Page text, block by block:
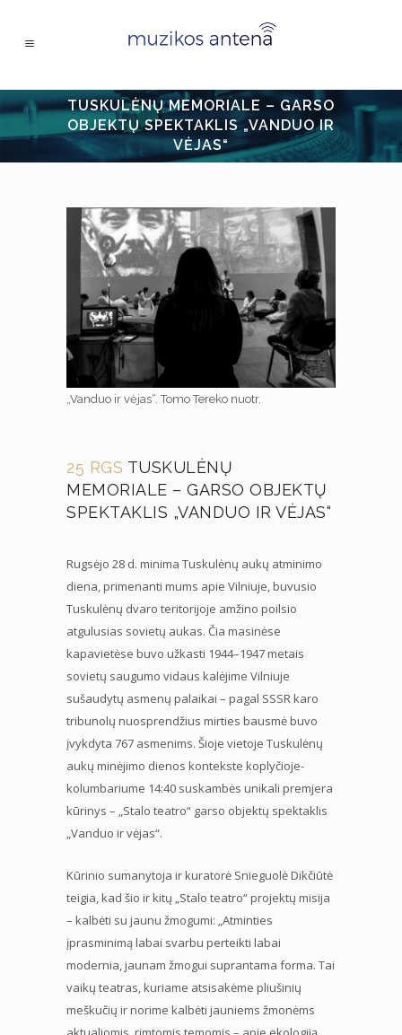
TUSKULĖNŲ MEMORIALE – GARSO
OBJEKTŲ SPEKTAKLIS „VANDUO IR
VĖJAS“
„Vanduo ir vėjas“. Tomo Tereko nuotr.
25 RGS TUSKULĖNŲ
MEMORIALE – GARSO OBJEKTŲ
SPEKTAKLIS „VANDUO IR VĖJAS“
Rugsėjo 28 d. minima Tuskulėnų aukų atminimo
diena, primenanti mums apie Vilniuje, buvusio
Tuskulėnų dvaro teritorijoje amžino poilsio
atgulusias sovietų aukas. Čia masinėse
kapavietėse buvo užkasti 1944–1947 metais
sovietų saugumo vidaus kalėjime Vilniuje
sušaudytų asmenų palaikai – pagal SSSR karo
tribunolų nuosprendžius mirties bausmė buvo
įvykdyta 767 asmenims. Šioje vietoje Tuskulėnų
aukų minėjimo dienos kontekste koplyčioje-
kolumbariume 14:40 suskambės unikali premjera
kūrinys – „Stalo teatro“ garso objektų spektaklis
„Vanduo ir vėjas“.
Kūrinio sumanytoja ir kuratorė Snieguolė Dikčiūtė
teigia, kad šio ir kitų „Stalo teatro“ projektų misija
– kalbėti su jaunu žmogumi: „Atminties
įprasminimą labai svarbu perteikti labai
modernia, jaunam žmogui suprantama forma. Tai
vaikų teatras, kuriame atsisakėme pliušinių
meškučių ir norime kalbėti jauniems žmonėms